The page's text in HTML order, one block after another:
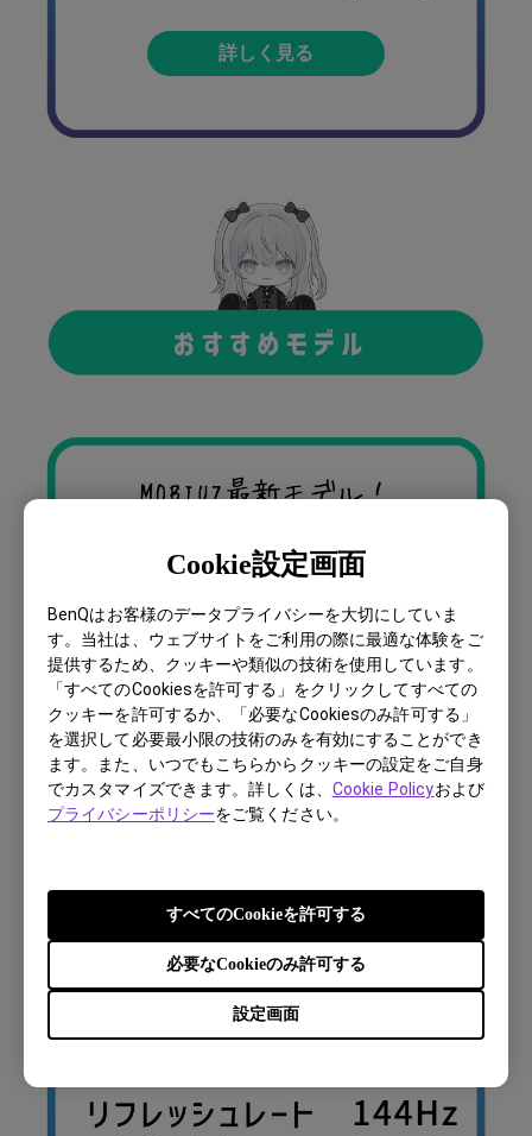
Cookie設定画面
BenQはお客様のデータプライバシーを大切にしていま
す。当社は、ウェブサイトをご利用の際に最適な体験をご
提供するため、クッキーや類似の技術を使用しています。
「すべてのCookiesを許可する」をクリックしてすべての
クッキーを許可するか、「必要なCookiesのみ許可する」
を選択して必要最小限の技術のみを有効にすることができ
ます。また、いつでもこちらからクッキーの設定をご自身
でカスタマイズできます。詳しくは、 Cookie Policyおよび
プライバシーポリシーをご覧ください。
設定画面
必要なCookieのみ許可する
すべてのCookieを許可する
詳しく見る